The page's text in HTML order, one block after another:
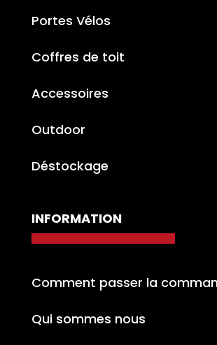
Portes Vélos
Coffres de toit
Accessoires
Outdoor
Déstockage
INFORMATION
Comment passer la
Qui sommes nous